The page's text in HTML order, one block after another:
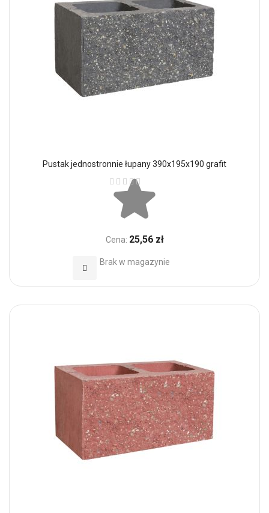
Pustak jednostronnie łupany 390x195x190 grafit
Ocena:
Cena: 25,56 zł
Brak w magazynie
Dodaj do Ulubionych